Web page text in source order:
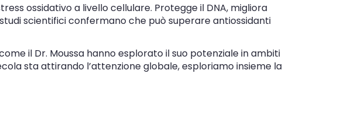
ossidativo a livello cellulare. Protegge il DNA, migliora
scientifici confermano che può superare antiossidanti
il Dr. Moussa hanno esplorato il suo potenziale in ambiti
sta attirando l’attenzione globale, esploriamo insieme la